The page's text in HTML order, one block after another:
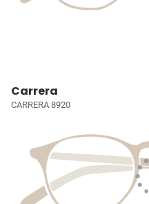
Carrera
CARRERA 8920